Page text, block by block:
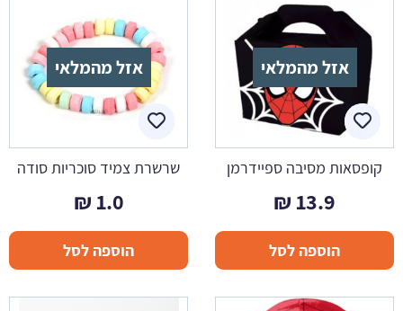
אזל מהמלאי
קופסאות מסיבה ספיידרמן
13.9
₪
הוספה לסל
אזל מהמלאי
שרשרת צמיד סוכריות סודה
1.0
₪
הוספה לסל